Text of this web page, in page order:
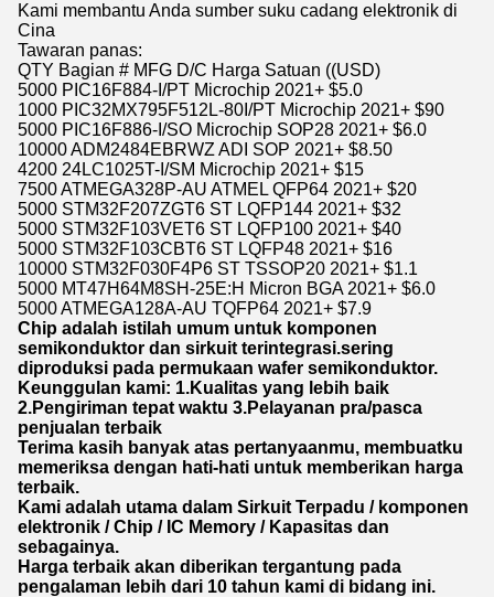
Kami membantu Anda sumber suku cadang elektronik di
Cina
Tawaran panas:
QTY Bagian # MFG D/C Harga Satuan ((USD)
5000 PIC16F884-I/PT Microchip 2021+ $5.0
1000 PIC32MX795F512L-80I/PT Microchip 2021+ $90
5000 PIC16F886-I/SO Microchip SOP28 2021+ $6.0
10000 ADM2484EBRWZ ADI SOP 2021+ $8.50
4200 24LC1025T-I/SM Microchip 2021+ $15
7500 ATMEGA328P-AU ATMEL QFP64 2021+ $20
5000 STM32F207ZGT6 ST LQFP144 2021+ $32
5000 STM32F103VET6 ST LQFP100 2021+ $40
5000 STM32F103CBT6 ST LQFP48 2021+ $16
10000 STM32F030F4P6 ST TSSOP20 2021+ $1.1
5000 MT47H64M8SH-25E:H Micron BGA 2021+ $6.0
5000 ATMEGA128A-AU TQFP64 2021+ $7.9
Chip adalah istilah umum untuk komponen
semikonduktor dan sirkuit terintegrasi.sering
diproduksi pada permukaan wafer semikonduktor.
Keunggulan kami: 1.Kualitas yang lebih baik
2.Pengiriman tepat waktu 3.Pelayanan pra/pasca
penjualan terbaik
Terima kasih banyak atas pertanyaanmu, membuatku
memeriksa dengan hati-hati untuk memberikan harga
terbaik.
Kami adalah utama dalam Sirkuit Terpadu / komponen
elektronik / Chip / IC Memory / Kapasitas dan
sebagainya.
Harga terbaik akan diberikan tergantung pada
pengalaman lebih dari 10 tahun kami di bidang ini.